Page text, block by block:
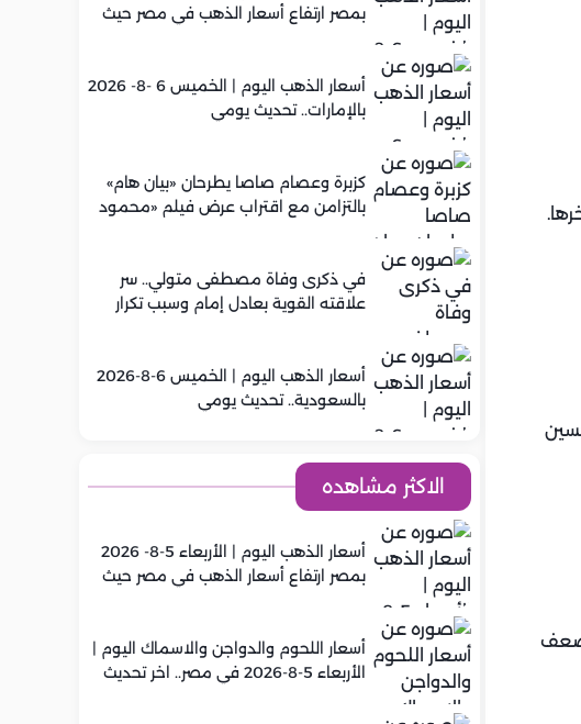
ضعف
بمصر ارتفاع أسعار الذهب في مصر حيث
أسعار الذهب اليوم | الخميس 6 -8- 2026
بالإمارات.. تحديث يومي
كزبرة وعصام صاصا يطرحان «بيان هام»
بالتزامن مع اقتراب عرض فيلم «محمود
في ذكرى وفاة مصطفى متولي.. سر
علاقته القوية بعادل إمام وسبب تكرار
أسعار الذهب اليوم | الخميس 6-8-2026
بالسعودية.. تحديث يومي
الاكثر مشاهده
أسعار الذهب اليوم | الأربعاء 5-8- 2026
بمصر ارتفاع أسعار الذهب في مصر حيث
أسعار اللحوم والدواجن والاسماك اليوم |
الأربعاء 5-8-2026 في مصر.. اخر تحديث